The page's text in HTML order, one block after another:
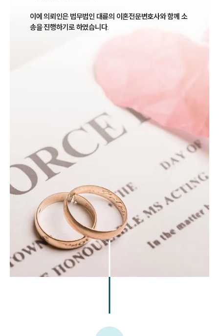
이에 의뢰인은 법무법인 대륜의 이혼전문변호사와 함께 소
송을 진행하기로 하였습니다.